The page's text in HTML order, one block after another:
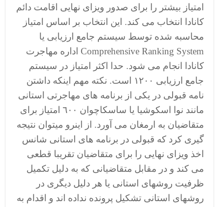
امتیاز بیشتر را برای صدور ویزای نهایی اقامت دائم
کانادا انتخاب می کند. این انتخاب بر اساس امتیاز
محاسبه شده توسط سیستم جامع ارزیابی یا
Comprehensive Ranking System اداره مهاجرت
کانادا انجام می شود. حدا اکثر امتیاز در سیستم
جامع ارزیابی ١٢٠٠ است. نکته مهم اینکه داشتن
نامه قبولی در یکی از برنامه های مهاجرتی استانی
مانند نوا اسکوشیا یا ساسکاچوان ٦٠٠ امتیاز برای
متقاضیان به ارمغان می آورد. از اینرو میتوان نتیجه
گیری کرد که قبولی در برنامه های استانی شانس
اخذ ویزای نهایی را برای متقاضیان تقریبا قطعی
می کند و در مقابل متقاضیانی که به دلیل تکمیل
ظرفیت روشهای استانی یا هر دلیل دیگری در
روشهای استانی تشکیل پرونده نداده اند و اقدام به